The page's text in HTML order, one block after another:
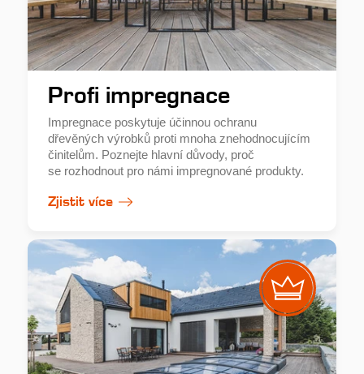
Profi impregnace
Impregnace poskytuje účinnou ochranu
dřevěných výrobků proti mnoha znehodnocujícím
činitelům. Poznejte hlavní důvody, proč
se rozhodnout pro námi impregnované produkty.
Zjistit více